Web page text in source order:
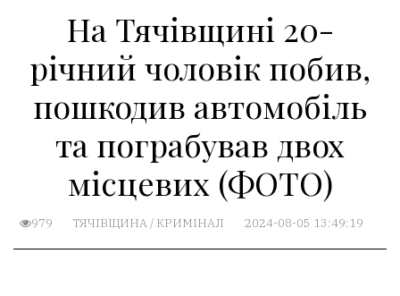
На Тячівщині 20-
річний чоловік побив,
пошкодив автомобіль
та пограбував двох
місцевих (ФОТО)
979 ТЯЧІВЩИНА/ КРИМІНАЛ 2024-08-05 13:49:19